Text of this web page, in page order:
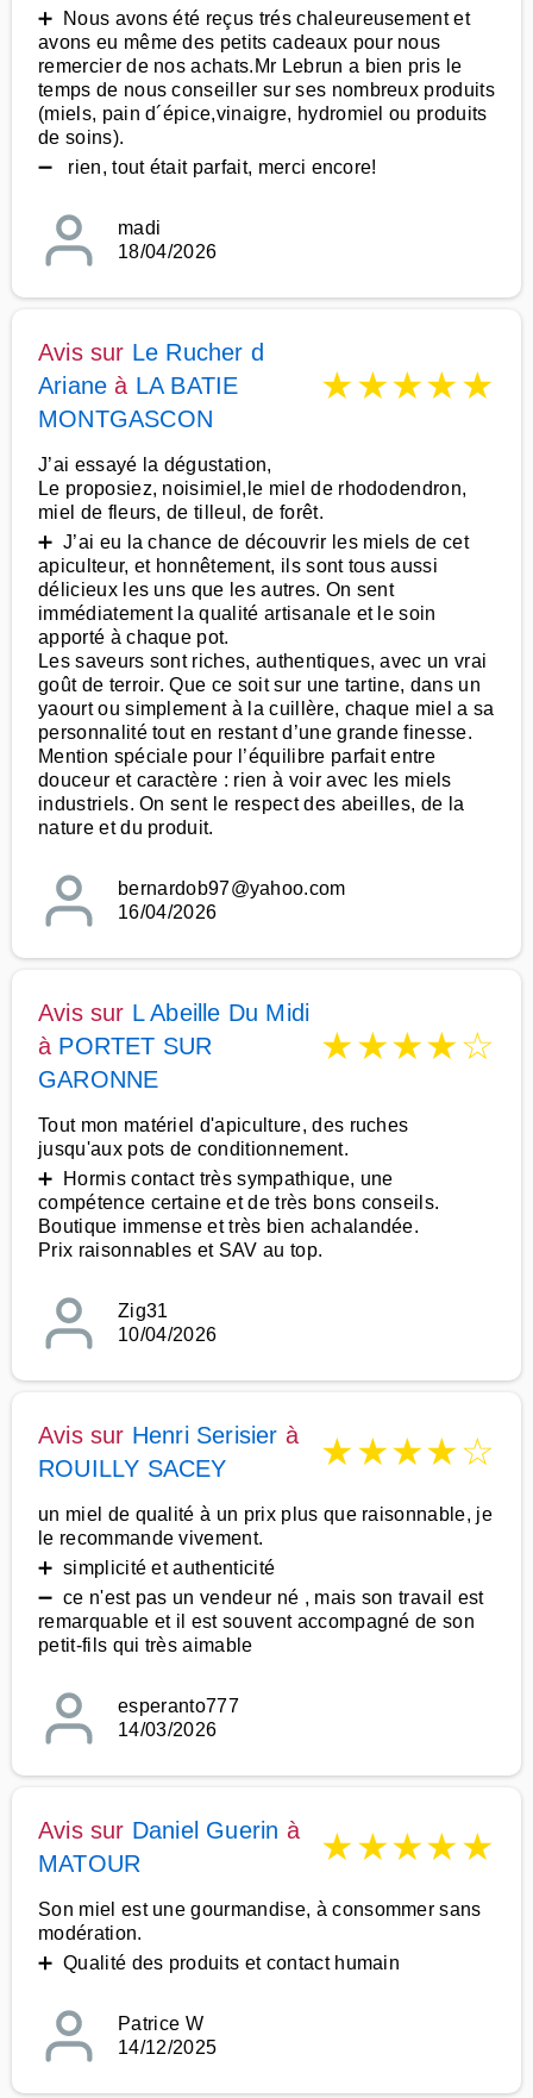
➕ Nous avons été reçus trés chaleureusement et
avons eu même des petits cadeaux pour nous
remercier de nos achats.Mr Lebrun a bien pris le
temps de nous conseiller sur ses nombreux produits
(miels, pain d´épice,vinaigre, hydromiel ou produits
de soins).
➖ rien, tout était parfait, merci encore!
madi
18/04/2026
Avis sur Le Rucher d
Ariane à LA BATIE
MONTGASCON
★★★★★
J’ai essayé la dégustation,
Le proposiez, noisimiel,le miel de rhododendron,
miel de fleurs, de tilleul, de forêt.
➕ J’ai eu la chance de découvrir les miels de cet
apiculteur, et honnêtement, ils sont tous aussi
délicieux les uns que les autres. On sent
immédiatement la qualité artisanale et le soin
apporté à chaque pot.
Les saveurs sont riches, authentiques, avec un vrai
goût de terroir. Que ce soit sur une tartine, dans un
yaourt ou simplement à la cuillère, chaque miel a sa
personnalité tout en restant d’une grande finesse.
Mention spéciale pour l’équilibre parfait entre
douceur et caractère : rien à voir avec les miels
industriels. On sent le respect des abeilles, de la
nature et du produit.
bernardob97@yahoo.com
16/04/2026
Avis sur L Abeille Du Midi
à PORTET SUR
GARONNE
★★★★☆
Tout mon matériel d'apiculture, des ruches
jusqu'aux pots de conditionnement.
➕ Hormis contact très sympathique, une
compétence certaine et de très bons conseils.
Boutique immense et très bien achalandée.
Prix raisonnables et SAV au top.
Zig31
10/04/2026
Avis sur Henri Serisier à
ROUILLY SACEY
★★★★☆
un miel de qualité à un prix plus que raisonnable, je
le recommande vivement.
➕ simplicité et authenticité
➖ ce n'est pas un vendeur né , mais son travail est
remarquable et il est souvent accompagné de son
petit-fils qui très aimable
esperanto777
14/03/2026
Avis sur Daniel Guerin à
MATOUR
★★★★★
Son miel est une gourmandise, à consommer sans
modération.
➕ Qualité des produits et contact humain
Patrice W
14/12/2025